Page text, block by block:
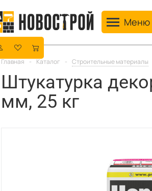
ToggleМеню
Главная - Каталог - Строительные материалы
Штукатурка
мм, 25 кг